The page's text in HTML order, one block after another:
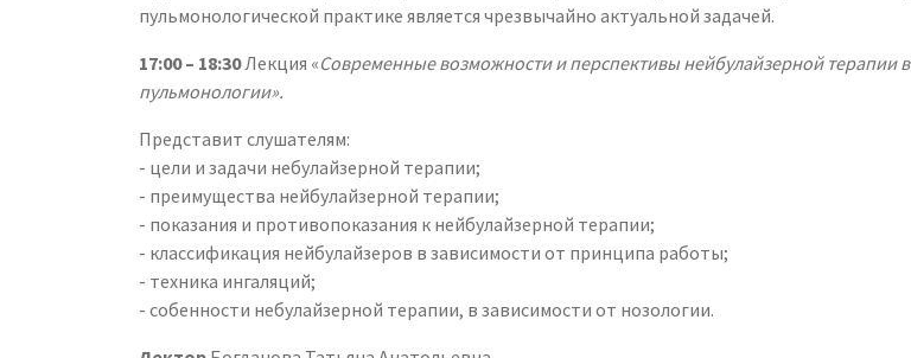
пульмонологической практике является чрезвычайно актуальной задачей.
17:00 – 18:30Лекция «Современные возможности и перспективы нейбулайзерной терапии в
пульмонологии».
Представит слушателям:
- цели и задачи небулайзерной терапии;
- преимущества нейбулайзерной терапии;
- показания и противопоказания к нейбулайзерной терапии;
- классификация нейбулайзеров в зависимости от принципа работы;
- техника ингаляций;
- собенности небулайзерной терапии, в зависимости от нозологии.